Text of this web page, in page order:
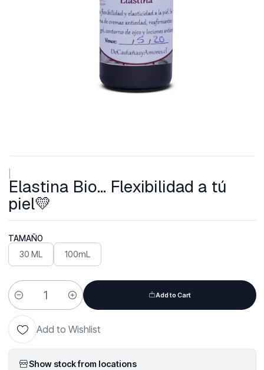
Elastina Bio... Flexibilidad a tú
piel💛
TAMAÑO
30 ML 100mL
Quantity
Add to Cart
Add to Wishlist
Show stock from locations